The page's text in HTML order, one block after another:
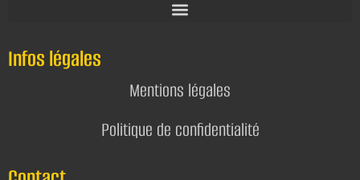
Infos légales
Mentions légales
Politique de confidentialité